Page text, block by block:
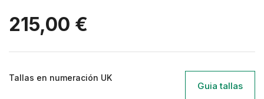
215,00 €
Tallas en numeración UK
Guia tallas